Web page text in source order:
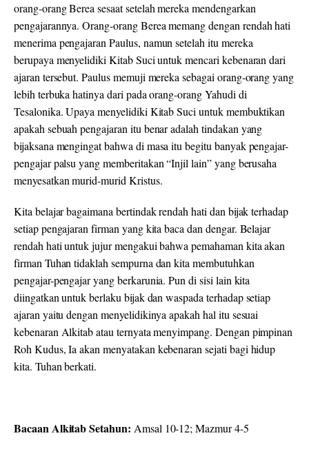
orang-orang Berea sesaat setelah mereka mendengarkan
pengajarannya. Orang-orang Berea memang dengan rendah hati
menerima pengajaran Paulus, namun setelah itu mereka
berupaya menyelidiki Kitab Suci untuk mencari kebenaran dari
ajaran tersebut. Paulus memuji mereka sebagai orang-orang yang
lebih terbuka hatinya dari pada orang-orang Yahudi di
Tesalonika. Upaya menyelidiki Kitab Suci untuk membuktikan
apakah sebuah pengajaran itu benar adalah tindakan yang
bijaksana mengingat bahwa di masa itu begitu banyak pengajar-
pengajar palsu yang memberitakan “Injil lain” yang berusaha
menyesatkan murid-murid Kristus.
Kita belajar bagaimana bertindak rendah hati dan bijak terhadap
setiap pengajaran firman yang kita baca dan dengar. Belajar
rendah hati untuk jujur mengakui bahwa pemahaman kita akan
firman Tuhan tidaklah sempurna dan kita membutuhkan
pengajar-pengajar yang berkarunia. Pun di sisi lain kita
diingatkan untuk berlaku bijak dan waspada terhadap setiap
ajaran yaitu dengan menyelidikinya apakah hal itu sesuai
kebenaran Alkitab atau ternyata menyimpang. Dengan pimpinan
Roh Kudus, Ia akan menyatakan kebenaran sejati bagi hidup
kita. Tuhan berkati.
Bacaan Alkitab Setahun: Amsal 10-12; Mazmur 4-5